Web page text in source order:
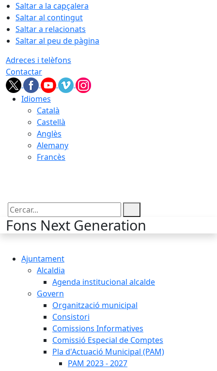
Saltar a la capçalera
Saltar al contingut
Saltar a relacionats
Saltar al peu de pàgina
Adreces i telèfons
Contactar
Idiomes
Català
Castellà
Anglès
Alemany
Francès
Cercar:
Fons Next Generation
Ajuntament
Alcaldia
Agenda institucional alcalde
Govern
Organització municipal
Consistori
Comissions Informatives
Comissió Especial de Comptes
Pla d'Actuació Municipal (PAM)
PAM 2023 - 2027